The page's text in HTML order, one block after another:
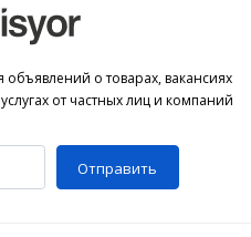
о товарах, вакансиях
от частных лиц и компаний
Отправить